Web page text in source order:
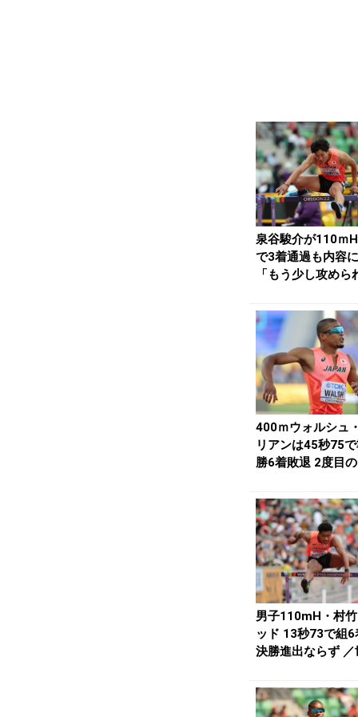
泉谷駿介が110ｍ
で3着通過も内容
「もう少し攻めら
400ｍウォルシュ
リアンは45秒75
勝6着敗退 2度目
男子110mH・村
ッド 13秒73で組6
決勝進出ならず ／